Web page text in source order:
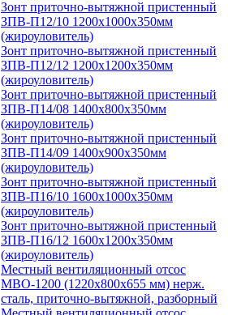
Зонт приточно-вытяжной пристенный
ЗПВ-П12/10 1200х1000х350мм
(жироуловитель)
Зонт приточно-вытяжной пристенный
ЗПВ-П12/12 1200х1200х350мм
(жироуловитель)
Зонт приточно-вытяжной пристенный
ЗПВ-П14/08 1400х800х350мм
(жироуловитель)
Зонт приточно-вытяжной пристенный
ЗПВ-П14/09 1400х900х350мм
(жироуловитель)
Зонт приточно-вытяжной пристенный
ЗПВ-П16/10 1600х1000х350мм
(жироуловитель)
Зонт приточно-вытяжной пристенный
ЗПВ-П16/12 1600х1200х350мм
(жироуловитель)
Местный вентиляционный отсос
МВО-1200 (1220х800х655 мм) нерж.
сталь, приточно-вытяжной, разборный